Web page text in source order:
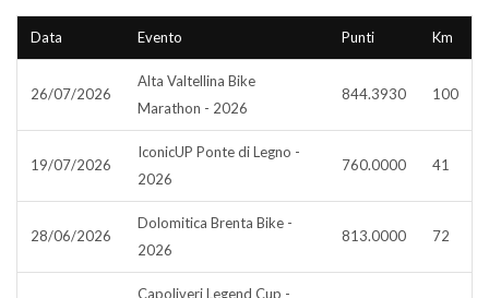
Data Evento Punti Km
26/07/2026
Alta Valtellina Bike
Marathon - 2026
844.3930 100
19/07/2026
IconicUP Ponte di Legno -
2026
760.0000 41
28/06/2026
Dolomitica Brenta Bike -
2026
813.0000 72
Capoliveri Legend Cup -